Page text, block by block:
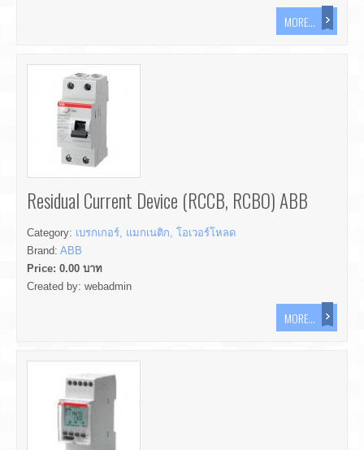
MORE...
Residual Current Device (RCCB, RCBO) ABB
Category: เบรกเกอร์, แมกเนติก, โอเวอร์โหลด
Brand: ABB
Price: 0.00 บาท
Created by: webadmin
MORE...